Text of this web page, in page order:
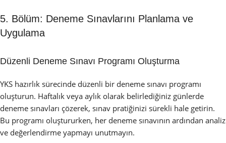
5. Bölüm: Deneme Sınavlarını Planlama ve
Uygulama
Düzenli Deneme Sınavı Programı Oluşturma
YKS hazırlık sürecinde düzenli bir deneme sınavı programı
oluşturun. Haftalık veya aylık olarak belirlediğiniz günlerde
deneme sınavları çözerek, sınav pratiğinizi sürekli hale getirin.
Bu programı oluştururken, her deneme sınavının ardından analiz
ve değerlendirme yapmayı unutmayın.